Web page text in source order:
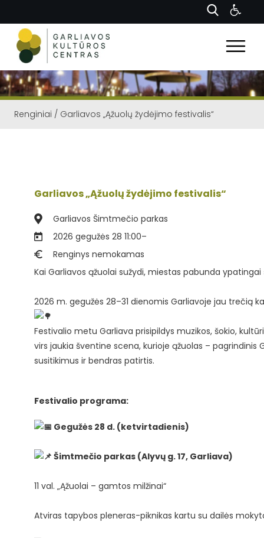
Renginiai / Garliavos „Ąžuolų žydėjimo festivalis“
Garliavos „Ąžuolų žydėjimo festivalis“
Garliavos Šimtmečio parkas
2026 gegužės 28 11:00–
Renginys nemokamas
Kai Garliavos ąžuolai sužydi, miestas pabunda
2026 m. gegužės 28–31 dienomis Garliavoje jau trečią
Festivalio metu Garliava prisipildys muzikos, šokio,
virs jaukia šventine scena, kurioje ąžuolas –
susitikimus ir bendras patirtis.
Festivalio programa:
Gegužės 28 d. (ketvirtadienis)
Šimtmečio parkas (Alyvų g. 17, Garliava)
11 val. „Ąžuolai – gamtos milžinai“
Atviras tapybos pleneras-piknikas kartu su dailės